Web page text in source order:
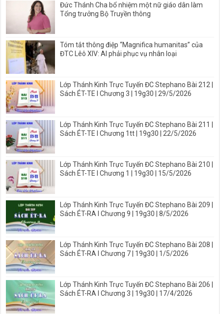
Đức Thánh Cha bổ nhiệm một nữ giáo dân làm
Tổng trưởng Bộ Truyền thông
Tóm tắt thông điệp “Magnifica humanitas” của
ĐTC Lêô XIV: AI phải phục vụ nhân loại
Lớp Thánh Kinh Trực Tuyến ĐC Stephano Bài 212 |
Sách ÉT-TE I Chương 3 | 19g30 | 29/5/2026
Lớp Thánh Kinh Trực Tuyến ĐC Stephano Bài 211 |
Sách ÉT-TE I Chương 1tt | 19g30 | 22/5/2026
Lớp Thánh Kinh Trực Tuyến ĐC Stephano Bài 210 |
Sách ÉT-TE I Chương 1 | 19g30 | 15/5/2026
Lớp Thánh Kinh Trực Tuyến ĐC Stephano Bài 209 |
Sách ÉT-RA I Chương 9 | 19g30 | 8/5/2026
Lớp Thánh Kinh Trực Tuyến ĐC Stephano Bài 208 |
Sách ÉT-RA I Chương 7 | 19g30 | 1/5/2026
Lớp Thánh Kinh Trực Tuyến ĐC Stephano Bài 206 |
Sách ÉT-RA I Chương 3 | 19g30 | 17/4/2026